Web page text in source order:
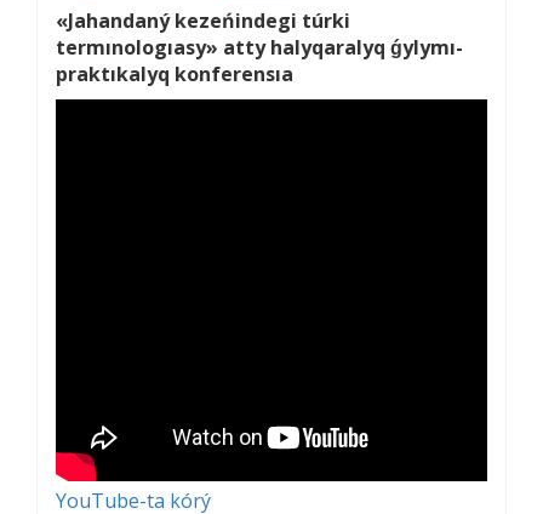
«Jahandaný kezeńindegi túrki
termınologıasy» atty halyqaralyq ǵylymı-
praktıkalyq konferensıa
YouTube-ta kórý